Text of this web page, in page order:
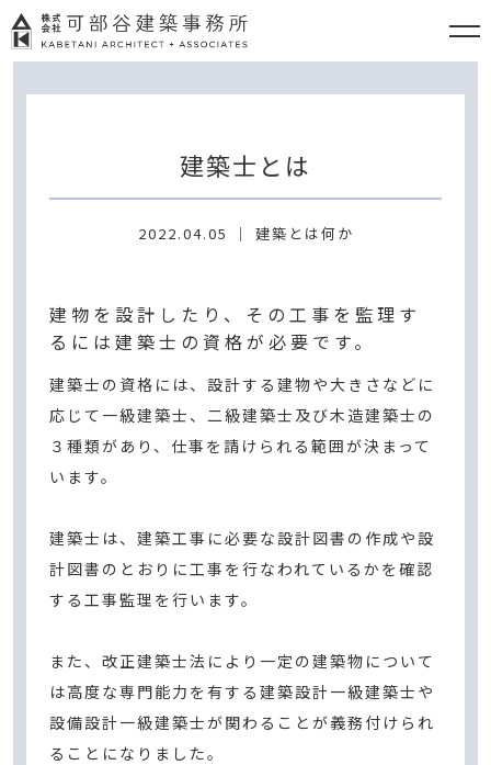
建築士とは
2022.04.05 ｜ 建築とは何か
建物を設計したり、その工事を監理す
るには建築士の資格が必要です。
建築士の資格には、設計する建物や大きさなどに
応じて一級建築士、二級建築士及び木造建築士の
３種類があり、仕事を請けられる範囲が決まって
います。
建築士は、建築工事に必要な設計図書の作成や設
計図書のとおりに工事を行なわれているかを確認
する工事監理を行います。
また、改正建築士法により一定の建築物について
は高度な専門能力を有する建築設計一級建築士や
設備設計一級建築士が関わることが義務付けられ
ることになりました。